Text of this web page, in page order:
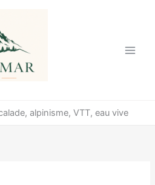
alpinisme, VTT, eau vive